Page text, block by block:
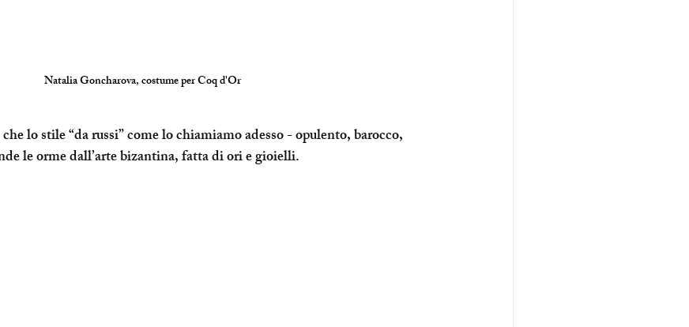
Natalia Goncharova, costume per Coq d'Or
lo stile “da russi” come lo chiamiamo adesso - opulento, barocco,
le orme dall’arte bizantina, fatta di ori e gioielli.